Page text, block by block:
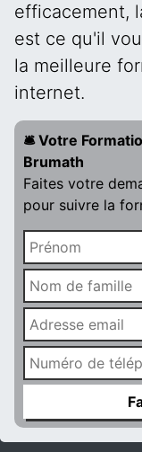
efficacement,
est ce qu'il
la meilleure
internet.
🛎️ Votre
Brumath
Faites votre
pour suivre la